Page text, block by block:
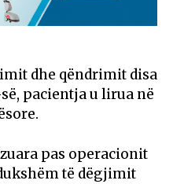
dhe qëndrimit disa
pacientja u lirua në
pas operacionit
të dëgjimit